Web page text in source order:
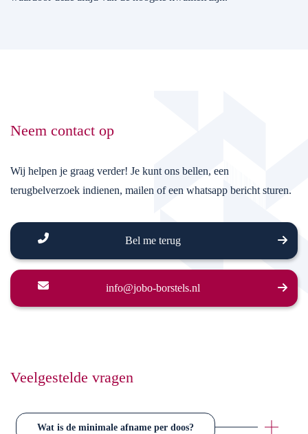
Neem contact op
Wij helpen je graag verder! Je kunt ons bellen, een
terugbelverzoek indienen, mailen of een whatsapp bericht sturen.
Bel me terug
info@jobo-borstels.nl
Veelgestelde vragen
Wat is de minimale afname per doos?